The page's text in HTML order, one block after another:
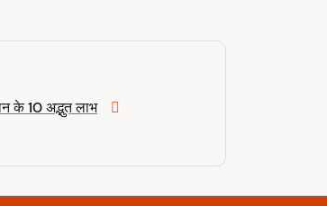
के 10 अद्भुत लाभ